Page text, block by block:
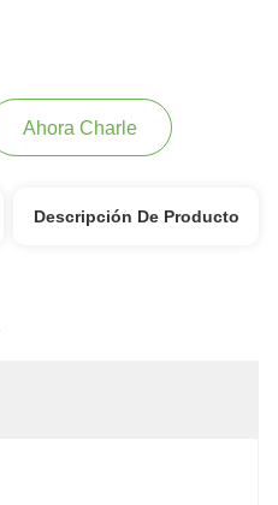
Ahora Charle
Descripción De Producto